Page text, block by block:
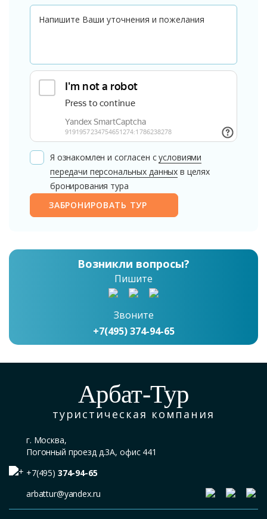
Я ознакомлен и согласен сусловиями
передачи персональных данных в целях
бронирования тура
ЗАБРОНИРОВАТЬ ТУР
Возникли вопросы?
Пишите
Звоните
+7(495) 374-94-65
Арбат-Тур
туристическая компания
г. Москва,
Погонный проезд д.3А, офис 441
+7(495) 374-94-65
arbattur@yandex.ru